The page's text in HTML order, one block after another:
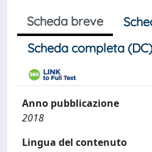
Scheda breve
Scheda completa (DC)
Anno pubblicazione
2018
Lingua del contenuto